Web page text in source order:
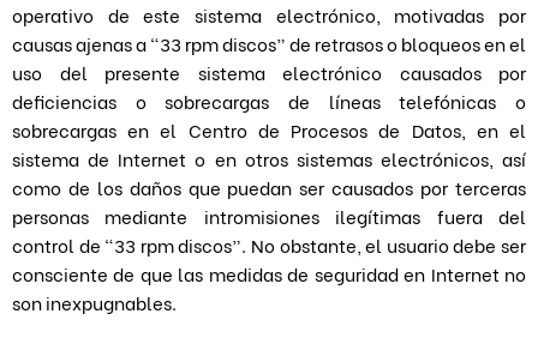
operativo de este sistema electrónico, motivadas por
causas ajenas a “33 rpm discos” de retrasos o bloqueos en el
uso del presente sistema electrónico causados por
deficiencias o sobrecargas de líneas telefónicas o
sobrecargas en el Centro de Procesos de Datos, en el
sistema de Internet o en otros sistemas electrónicos, así
como de los daños que puedan ser causados por terceras
personas mediante intromisiones ilegítimas fuera del
control de “33 rpm discos”. No obstante, el usuario debe ser
consciente de que las medidas de seguridad en Internet no
son inexpugnables.